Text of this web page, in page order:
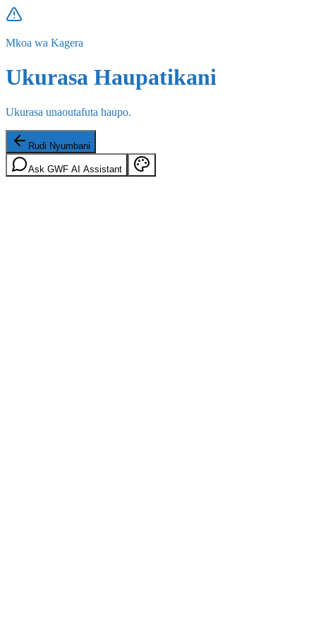
Mkoa wa Kagera
Ukurasa Haupatikani
Ukurasa unaoutafuta haupo.
Rudi Nyumbani
Ask GWF AI Assistant